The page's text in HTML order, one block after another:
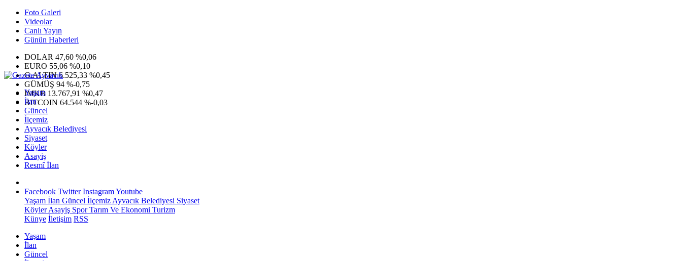
Foto Galeri
Videolar
Canlı Yayın
Günün Haberleri
DOLAR 47,60 %0,06
EURO 55,06 %0,10
G.ALTIN6.525,33 %0,45
GÜMÜŞ 94 %-0,75
IMKB 13.767,91 %0,47
BITCOIN 64.544 %-0,03
Yaşam
İlan
Güncel
İlçemiz
Ayvacık Belediyesi
Siyaset
Köyler
Asayiş
Resmî İlan
Facebook Twitter InstagramYoutube
Yaşam İlan Güncel İlçemiz Ayvacık Belediyesi Siyaset
KöylerAsayiş SporTarım Ve Ekonomi Turizm
Künye İletişim RSS
Yaşam
İlan
Güncel